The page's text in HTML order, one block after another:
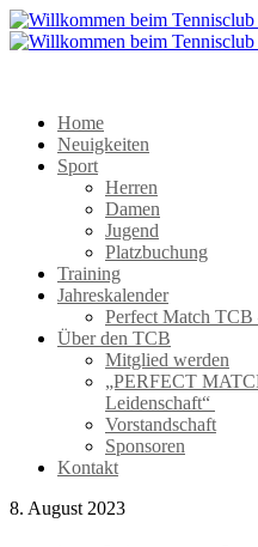
Home
Neuigkeiten
Sport
Herren
Damen
Jugend
Platzbuchung
Training
Jahreskalender
Perfect Match TCB
Über den TCB
Mitglied werden
„PERFECT
Leidenschaft“
Vorstandschaft
Sponsoren
Kontakt
8. August 2023